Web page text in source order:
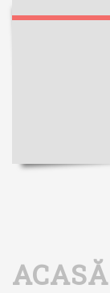
ACASĂ